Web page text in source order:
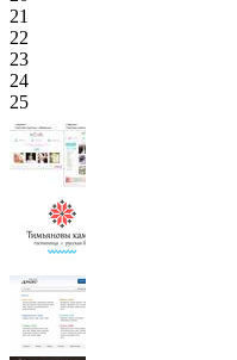
21
22
23
24
25